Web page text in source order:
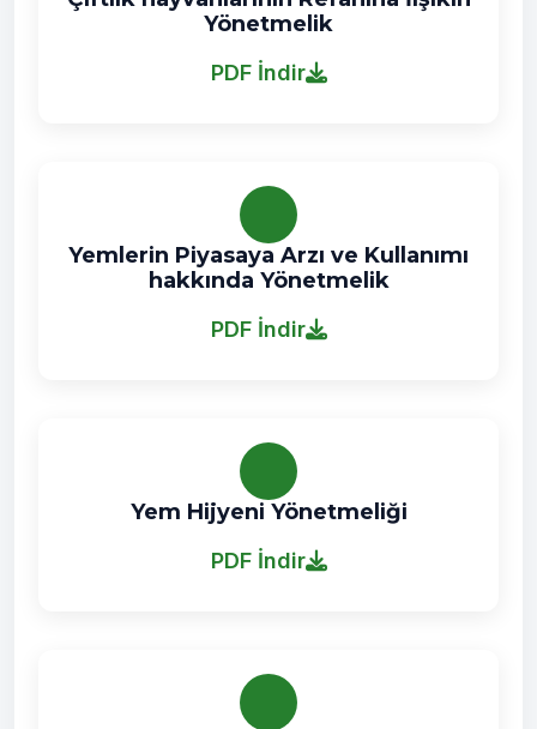
Yönetmelik
PDF İndir
Yemlerin Piyasaya Arzı ve Kullanımı
hakkında Yönetmelik
PDF İndir
Yem Hijyeni Yönetmeliği
PDF İndir